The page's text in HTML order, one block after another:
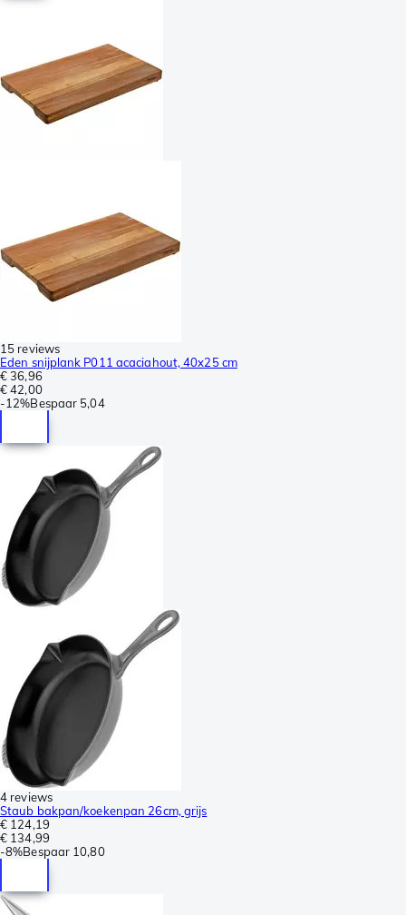
15 reviews
Eden snijplank P011 acaciahout, 40x25 cm
€ 36,96
€ 42,00
-12%Bespaar 5,04
4 reviews
Staub bakpan/koekenpan 26cm, grijs
€ 124,19
€ 134,99
-8%Bespaar 10,80